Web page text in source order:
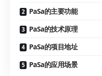
PaSa的主要功能
PaSa的技术原理
PaSa的项目地址
PaSa的应用场景